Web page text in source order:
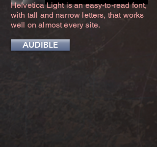
Helvetica Light is an easy-to-read font,
with tall and narrow letters, that works
well on almost every site.
AUDIBLE